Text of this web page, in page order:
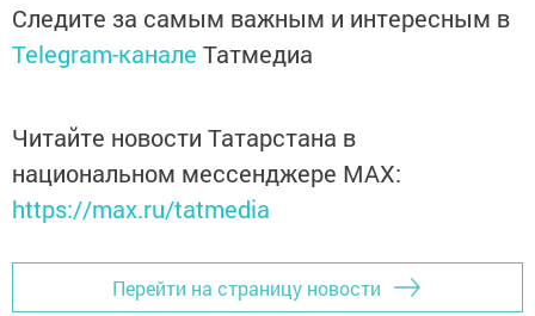
Следите за самым важным и интересным в
Telegram-канале Татмедиа
Читайте новости Татарстана в
национальном мессенджере MАХ:
https://max.ru/tatmedia
Перейти на страницу новости